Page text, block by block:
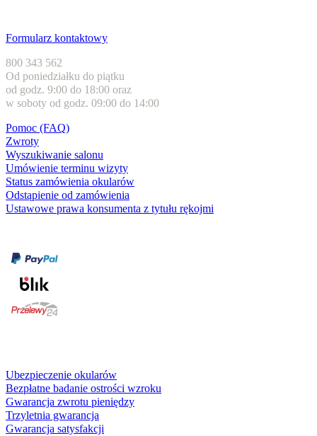
Formularz kontaktowy
800 343 562
Od poniedziałku do piątku
od godz. 9:00 do 18:00 oraz
w soboty od godz. 09:00 do 14:00
Pomoc (FAQ)
Zwroty
Wyszukiwanie salonu
Umówienie terminu wizyty
Status zamówienia okularów
Odstąpienie od zamówienia
Ustawowe prawa konsumenta z tytułu rękojmi
Ubezpieczenie okularów
Bezpłatne badanie ostrości wzroku
Gwarancja zwrotu pieniędzy
Trzyletnia gwarancja
Gwarancja satysfakcji